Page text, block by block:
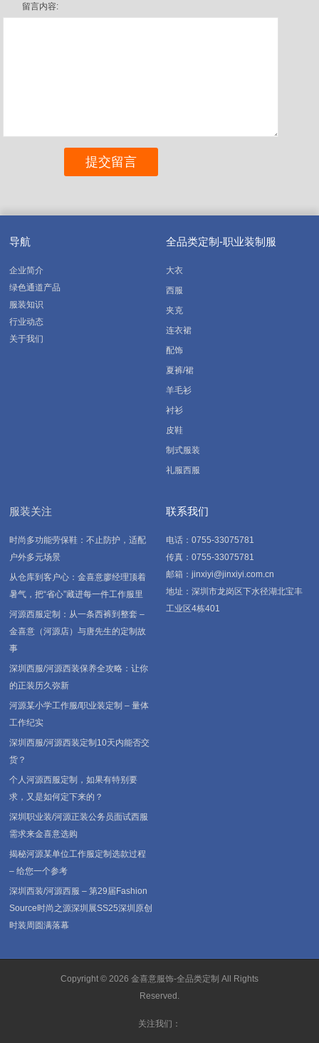
留言内容:
导航
企业简介
绿色通道产品
服装知识
行业动态
关于我们
全品类定制-职业装制服
大衣
西服
夹克
连衣裙
配饰
夏裤/裙
羊毛衫
衬衫
皮鞋
制式服装
礼服西服
服装关注
时尚多功能劳保鞋：不止防护，适配
户外多元场景
从仓库到客户心：金喜意廖经理顶着
暑气，把“省心”藏进每一件工作服里
河源西服定制：从一条西裤到整套 –
金喜意（河源店）与唐先生的定制故
事
深圳西服/河源西装保养全攻略：让你
的正装历久弥新
河源某小学工作服/职业装定制 – 量体
工作纪实
深圳西服/河源西装定制10天内能否交
货？
个人河源西服定制，如果有特别要
求，又是如何定下来的？
深圳职业装/河源正装公务员面试西服
需求来金喜意选购
揭秘河源某单位工作服定制选款过程
– 给您一个参考
深圳西装/河源西服 – 第29届Fashion
Source时尚之源深圳展SS25深圳原创
时装周圆满落幕
联系我们
电话：0755-33075781
传真：0755-33075781
邮箱：jinxiyi@jinxiyi.com.cn
地址：深圳市龙岗区下水径湖北宝丰
工业区4栋401
Copyright © 2026 金喜意服饰-全品类定制 All Rights
Reserved.
关注我们：